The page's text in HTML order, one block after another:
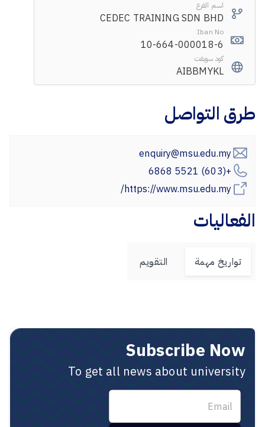
اسم الفرع
CEDEC TRAINING SDN BHD
Iban No
10-664-000018-6
كود سويفت
AIBBMYKL
طرق التواصل
enquiry@msu.edu.my
+(603) 5521 6868
https://www.msu.edu.my/
الفعاليات
تواريخ مهمة التقويم
Subscribe Now
To get all news about university